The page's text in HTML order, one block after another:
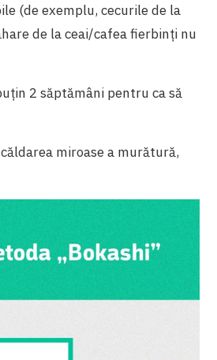
(de exemplu, cecurile de la
de la ceai/cafea fierbinți nu
2 săptămâni pentru ca să
miroase a murătură,